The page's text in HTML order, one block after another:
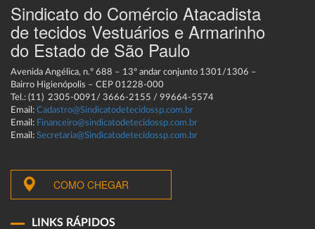
Sindicato do Comércio Atacadista
de tecidos Vestuários e Armarinho
do Estado de São Paulo
Avenida Angélica, n.º 688 – 13º andar conjunto 1301/1306 –
Bairro Higienópolis – CEP 01228-000
Tel.: (11) 2305-0091/ 3666-2155 / 99664-5574
Email: Cadastro@Sindicatodetecidossp.com.br
Email: Financeiro@sindicatodetecidossp.com.br
Email: Secretaria@Sindicatodetecidossp.com.br
COMO CHEGAR
LINKS RÁPIDOS